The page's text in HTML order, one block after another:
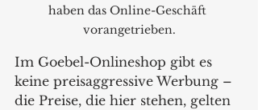
haben das Online-Geschäft
vorangetrieben.
Im Goebel-Onlineshop gibt es
keine preisaggressive Werbung –
die Preise, die hier stehen, gelten